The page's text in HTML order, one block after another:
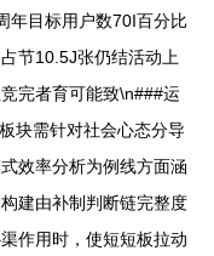
年目标用户数70I百分比
节10.5J张仍结活动上
完者育可能致\n###运
块需针对社会心态分导
效率分析为例线方面涵
建由补制判断链完整度
作用时，使短短板拉动